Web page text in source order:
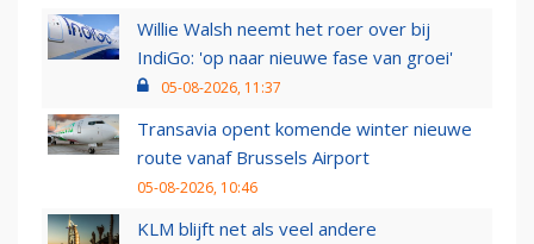
Willie Walsh neemt het roer over bij
IndiGo: 'op naar nieuwe fase van groei'
05-08-2026, 11:37
Transavia opent komende winter nieuwe
route vanaf Brussels Airport
05-08-2026, 10:46
KLM blijft net als veel andere